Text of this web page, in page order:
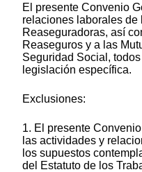
El presente Convenio
relaciones laborales de
Reaseguradoras, así
Reaseguros y a las
Seguridad Social,
legislación específica.
Exclusiones:
1. El presente
las actividades y
los supuestos
del Estatuto de los